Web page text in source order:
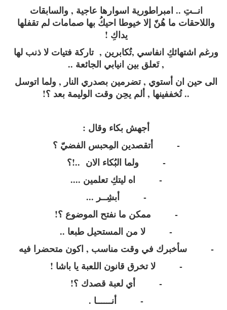
انــتِ .. امبراطورية اسوارها عاجية , والسابقات
واللاحقات ما هُنّ إلا خيوطا احيكُ بها صمامات لم تقفلها
يداكِ !
ورغم اشتهائكِ انفاسي ,تُكابرين , تاركة فتيات لا ذنب لها
, تَعلق بين انيابي الجائعة ..
الى حين ان أستوي , تضرمين بصدري النار , ولما اتوسل
.. تُخففينها , ألم يحِن وقت الوليمة بعد ؟!
أجهش بكاء وقال :
- أتقصدين المِحبس الفضيّ ؟
- ولما البُكاء الان ..!؟
- اه ليتكِ تعلمين ....
- أبشِــر ...
- ممكن ما نفتح الموضوع ؟!
- لا من المستحيل طبعا ..
- سأخبرك في وقت مناسب , اكون متحضرا فيه
- لا تخرق قانون اللعبة يا باشا !
- أي لعبة قصدك ؟!
- أنــــــا .